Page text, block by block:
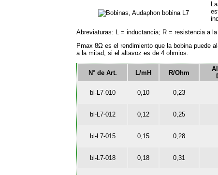
Abreviaturas: L = inductancia; R = resistencia a
Pmax 8Ω es el rendimiento que la bobina puede
a la mitad, si el altavoz es de 4 ohmios.
N° de Art. L/mH R/Ohm
bl-L7-010 0,10 0,23
bl-L7-012 0,12 0,25
bl-L7-015 0,15 0,28
bl-L7-018 0,18 0,31